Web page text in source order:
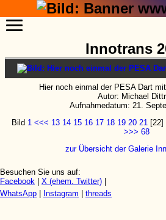
Innotrans
Hier noch einmal der PESA Dart
Autor: Michael
Aufnahmedatum: 21.
Bild 1 <<< 13 14 15 16 17 18 19 20 21 [22]
>>> 68
zur Übersicht der Galerie
Besuchen Sie uns auf:
Facebook
X (ehem. Twitter)
WhatsApp | Instagram | threads